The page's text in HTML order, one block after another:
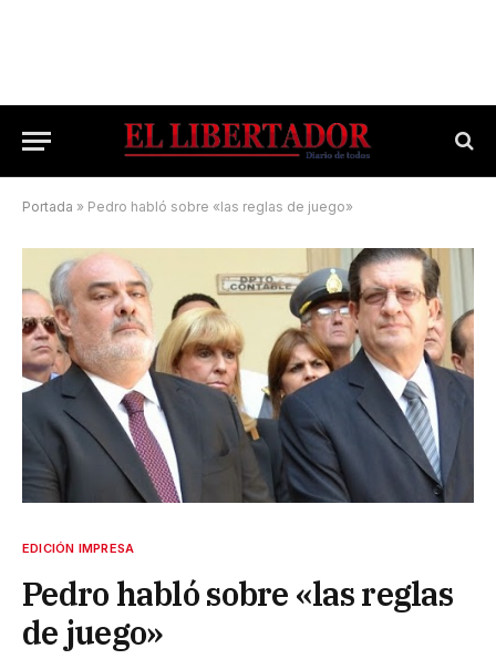
Portada » Pedro habló sobre «las reglas de juego»
EDICIÓN IMPRESA
Pedro habló sobre «las reglas
de juego»